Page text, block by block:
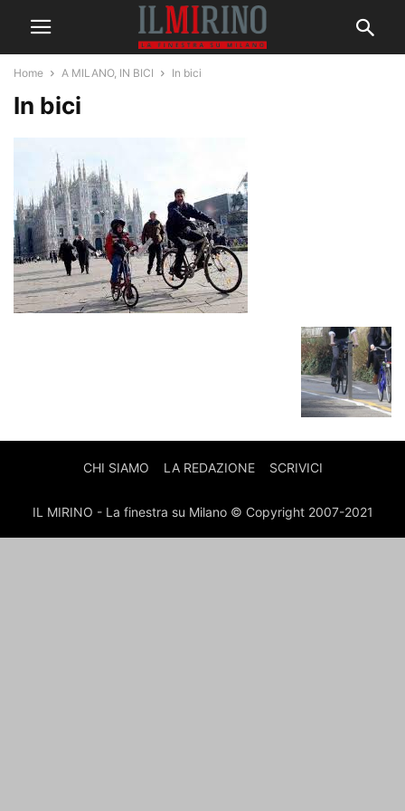
Home A MILANO, IN BICI In bici
In bici
CHI SIAMO LA REDAZIONE SCRIVICI
IL MIRINO - La finestra su Milano © Copyright 2007-2021